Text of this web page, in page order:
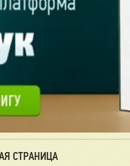
СТРАНИЦА